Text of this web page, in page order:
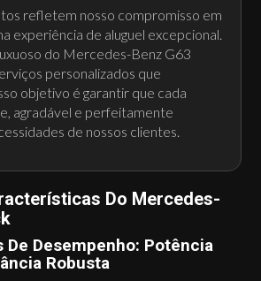
refletem nosso compromisso em
experiência de aluguel excepcional.
do Mercedes-Benz G63
personalizados que
objetivo é garantir que cada
agradável e perfeitamente
de nossos clientes.
Do Mercedes-
Desempenho: Potência
Robusta